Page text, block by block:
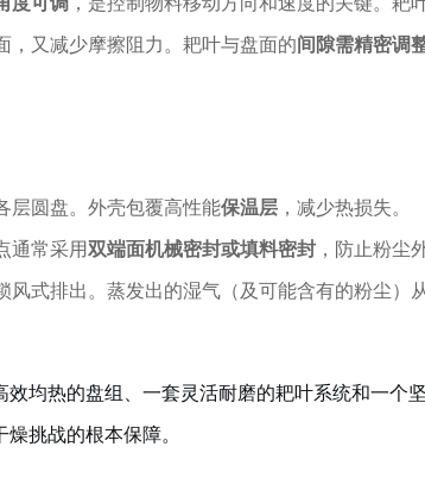
，又减少摩擦阻力。耙叶与盘面的间隙需精密调
层圆盘。外壳包覆高性能保温层，减少热损失。
通常采用双端面机械密封或填料密封，防止粉尘
风式排出。蒸发出的湿气（及可能含有的粉尘）
均热的盘组、一套灵活耐磨的耙叶系统和一个
挑战的根本保障。